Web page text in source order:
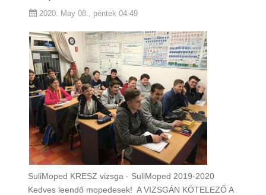
2020. May 08., péntek 04:49
SuliMoped KRESZ vizsga - SuliMoped 2019-2020
Kedves leendő mopedesek! A VIZSGÁN KÖTELEZŐ A